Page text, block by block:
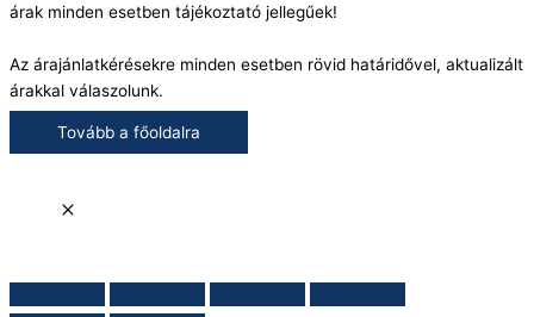
árak minden esetben tájékoztató jellegűek!
Az árajánlatkérésekre minden esetben rövid határidővel, aktualizált
árakkal válaszolunk.
Tovább a főoldalra